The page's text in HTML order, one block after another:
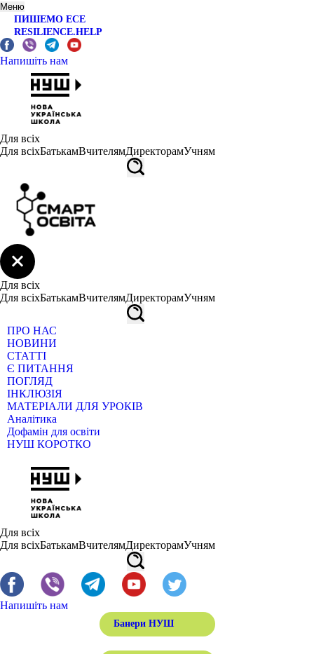
Меню
ПИШЕМО ЕСЕ
RESILIENCE.HELP
Напишіть нам
Для всіх
Для всіхБатькамВчителямДиректорамУчням
Для всіх
Для всіхБатькамВчителямДиректорамУчням
ПРО НАС
НОВИНИ
СТАТТІ
Є ПИТАННЯ
ПОГЛЯД
ІНКЛЮЗІЯ
МАТЕРІАЛИ ДЛЯ УРОКІВ
Аналітика
Дофамін для освіти
НУШ КОРОТКО
Для всіх
Для всіхБатькамВчителямДиректорамУчням
Напишіть нам
Банери НУШ